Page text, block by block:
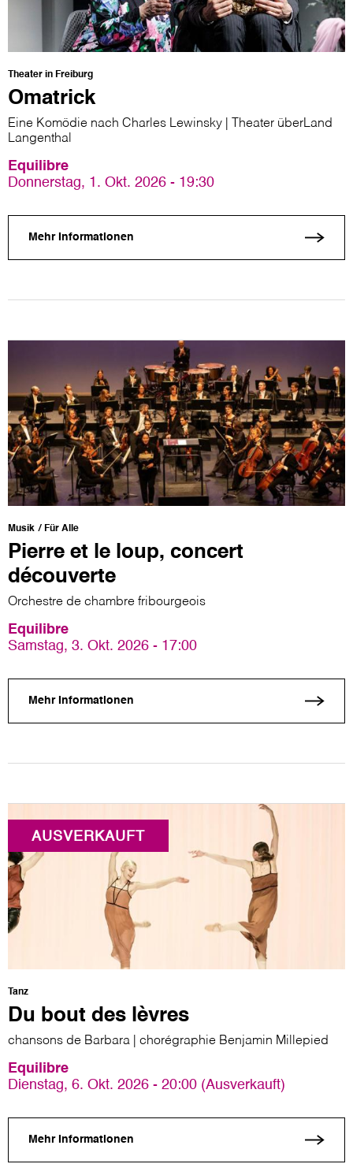
Theater in Freiburg
Omatrick
Eine Komödie nach Charles Lewinsky | Theater überLand
Langenthal
Equilibre
Donnerstag, 1. Okt. 2026 - 19:30
Mehr Informationen
Musik Für Alle
Pierre et le loup, concert
découverte
Orchestre de chambre fribourgeois
Equilibre
Samstag, 3. Okt. 2026 - 17:00
Mehr Informationen
AUSVERKAUFT
Tanz
Du bout des lèvres
chansons de Barbara | chorégraphie Benjamin Millepied
Equilibre
Dienstag, 6. Okt. 2026 - 20:00 (Ausverkauft)
Mehr Informationen